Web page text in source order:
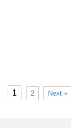
1 2 Next »